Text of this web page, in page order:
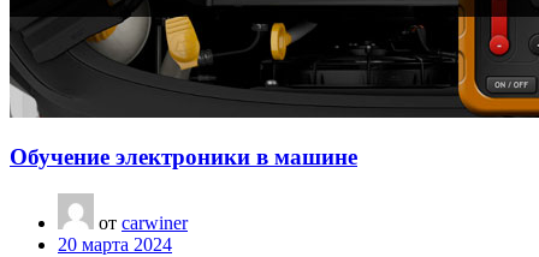
Обучение электроники в машине
от carwiner
20 марта 2024